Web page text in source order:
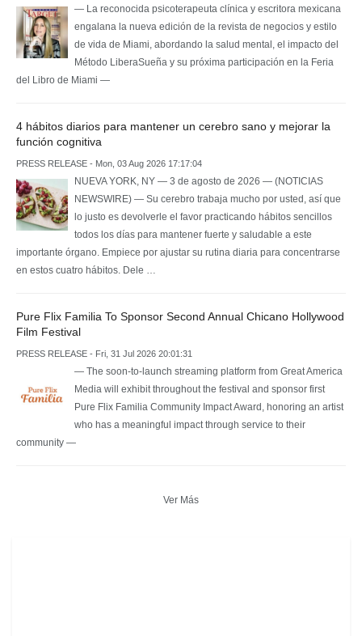
— La reconocida psicoterapeuta clínica y escritora mexicana
engalana la nueva edición de la revista de negocios y estilo
de vida de Miami, abordando la salud mental, el impacto del
Método LiberaSueña y su próxima participación en la Feria
del Libro de Miami —
4 hábitos diarios para mantener un cerebro sano y mejorar la
función cognitiva
PRESS RELEASE - Mon, 03 Aug 2026 17:17:04
NUEVA YORK, NY — 3 de agosto de 2026 — (NOTICIAS
NEWSWIRE) — Su cerebro trabaja mucho por usted, así que
lo justo es devolverle el favor practicando hábitos sencillos
todos los días para mantener fuerte y saludable a este
importante órgano. Empiece por ajustar su rutina diaria para concentrarse
en estos cuatro hábitos. Dele …
Pure Flix Familia To Sponsor Second Annual Chicano Hollywood
Film Festival
PRESS RELEASE - Fri, 31 Jul 2026 20:01:31
— The soon-to-launch streaming platform from Great America
Media will exhibit throughout the festival and sponsor first
Pure Flix Familia Community Impact Award, honoring an artist
who has a meaningful impact through service to their
community —
Ver Más